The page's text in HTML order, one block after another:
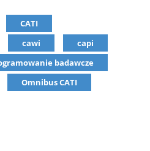
CATI
cawi
capi
badawcze
Omnibus CATI